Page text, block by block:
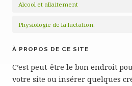
Alcool et allaitement
Physiologie de la lactation.
À PROPOS DE CE SITE
C’est peut-être le bon endroit
votre site ou insérer quelques